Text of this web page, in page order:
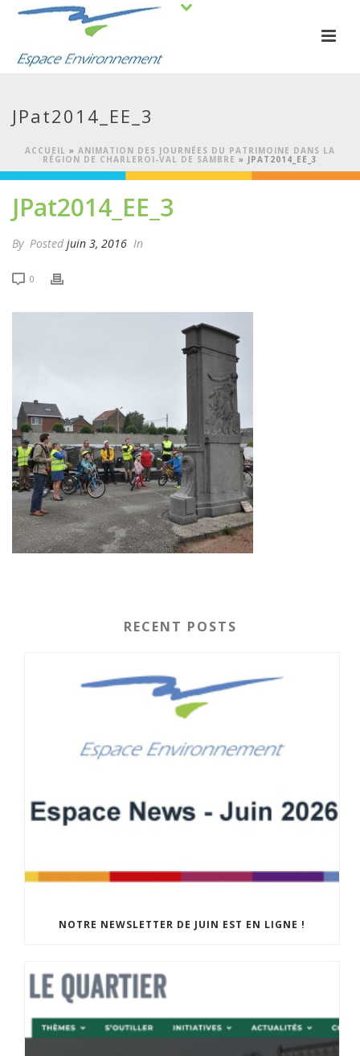
JPat2014_EE_3
ACCUEIL » ANIMATION DES JOURNÉES DU PATRIMOINE DANS LA
RÉGION DE CHARLEROI-VAL DE SAMBRE » JPAT2014_EE_3
JPat2014_EE_3
By Posted juin 3, 2016 In
0
RECENT POSTS
NOTRE NEWSLETTER DE JUIN EST EN LIGNE !